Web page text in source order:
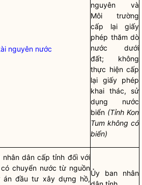
nguyên nước
nguyên và
Môi trường
cấp lại giấy
phép thăm dò
nước dưới
đất; không
thực hiện cấp
lại giấy phép
khai thác, sử
dụng nước
biển (Tỉnh Kon
Tum không có
biển)
dân cấp tỉnh đối với
chuyển nước từ nguồn
án đầu tư xây dựng hồ,
Ủy ban nhân